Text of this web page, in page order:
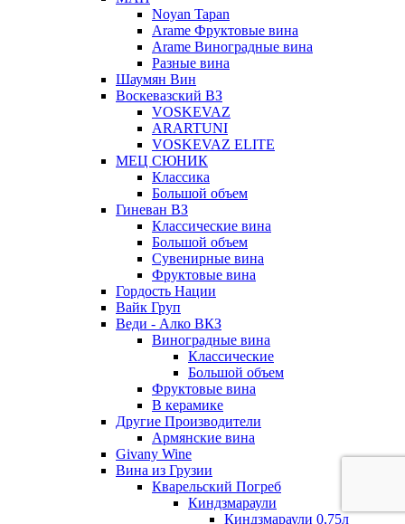
Noyan Tapan
Arame Фруктовые вина
Arame Виноградные вина
Разные вина
Шаумян Вин
Воскевазский ВЗ
VOSKEVAZ
ARARTUNI
VOSKEVAZ ELITE
МЕЦ СЮНИК
Классика
Большой объем
Гиневан ВЗ
Классические вина
Большой объем
Сувенирные вина
Фруктовые вина
Гордость Нации
Вайк Груп
Веди - Алко ВКЗ
Виноградные вина
Классические
Большой объем
Фруктовые вина
В керамике
Другие Производители
Армянские вина
Givany Wine
Вина из Грузии
Кварельский Погреб
Киндзмараули
Киндзмараули 0,75л